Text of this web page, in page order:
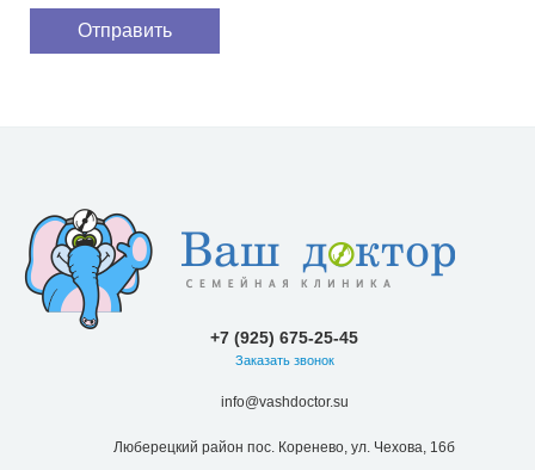
+7 (925) 675-25-45
Заказать звонок
info@vashdoctor.su
Люберецкий район пос. Коренево, ул. Чехова, 16б